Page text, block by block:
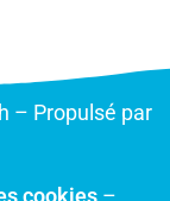
– Propulsé par
cookies –